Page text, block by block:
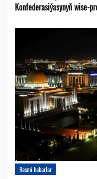
Konfederasiýasynyň wise-
Resmi habarlar